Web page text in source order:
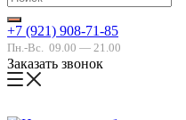
+7 (921) 908-71-85
Пн.-Вс. 09.00 — 21.00
Заказать звонок